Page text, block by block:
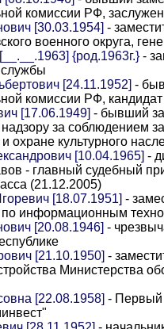
комиссии РФ,
[30.03.1954] -
военного округа,
{род.1963г.} -
[24.11.1952] -
комиссии РФ,
[17.06.1949] - бывший
за соблюдением
охране культурного
[10.04.1965] -
- главный судебный
(21.12.2005)
[18.07.1951] -
по информационным
[20.08.1946] -
[21.10.1950] -
Министерства
[22.08.1958] - Первый